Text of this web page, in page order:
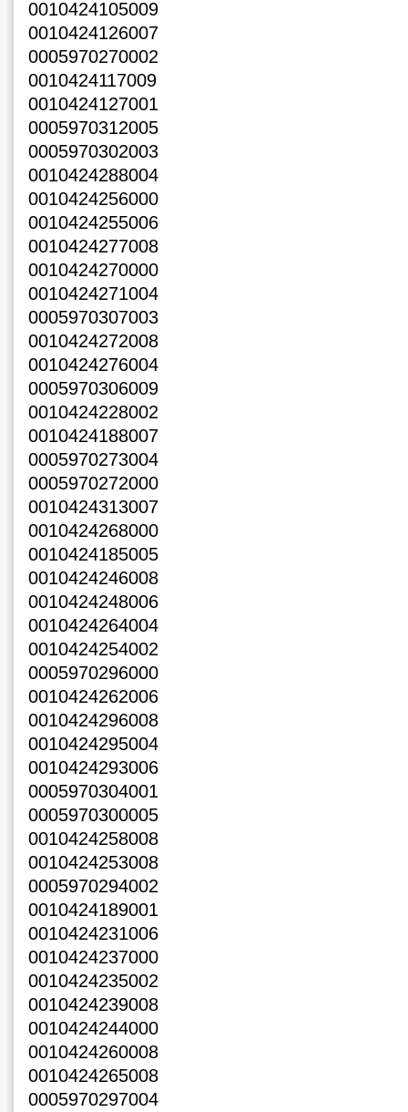
0010424105009
0010424126007
0005970270002
0010424117009
0010424127001
0005970312005
0005970302003
0010424288004
0010424256000
0010424255006
0010424277008
0010424270000
0010424271004
0005970307003
0010424272008
0010424276004
0005970306009
0010424228002
0010424188007
0005970273004
0005970272000
0010424313007
0010424268000
0010424185005
0010424246008
0010424248006
0010424264004
0010424254002
0005970296000
0010424262006
0010424296008
0010424295004
0010424293006
0005970304001
0005970300005
0010424258008
0010424253008
0005970294002
0010424189001
0010424231006
0010424237000
0010424235002
0010424239008
0010424244000
0010424260008
0010424265008
0005970297004